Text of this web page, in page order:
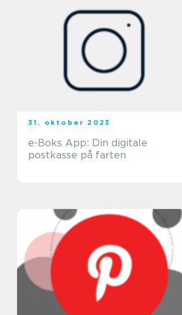
31. oktober 2023
e-Boks App: Din digitale
postkasse på farten